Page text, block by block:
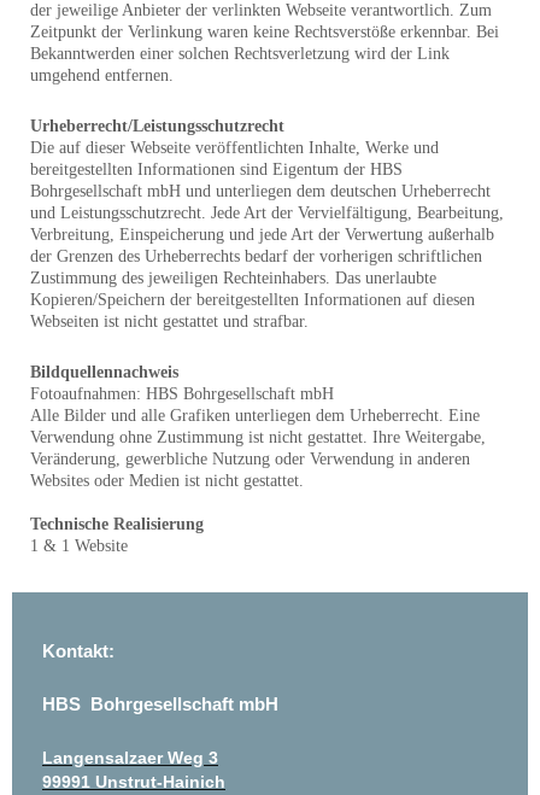
der jeweilige Anbieter der verlinkten Webseite verantwortlich. Zum
Zeitpunkt der Verlinkung waren keine Rechtsverstöße erkennbar. Bei
Bekanntwerden einer solchen Rechtsverletzung wird der Link
umgehend entfernen.
Urheberrecht/Leistungsschutzrecht
Die auf dieser Webseite veröffentlichten Inhalte, Werke und
bereitgestellten Informationen sind Eigentum der HBS
Bohrgesellschaft mbH und unterliegen dem deutschen Urheberrecht
und Leistungsschutzrecht. Jede Art der Vervielfältigung, Bearbeitung,
Verbreitung, Einspeicherung und jede Art der Verwertung außerhalb
der Grenzen des Urheberrechts bedarf der vorherigen schriftlichen
Zustimmung des jeweiligen Rechteinhabers. Das unerlaubte
Kopieren/Speichern der bereitgestellten Informationen auf diesen
Webseiten ist nicht gestattet und strafbar.
Bildquellennachweis
Fotoaufnahmen: HBS Bohrgesellschaft mbH
Alle Bilder und alle Grafiken unterliegen dem Urheberrecht. Eine
Verwendung ohne Zustimmung ist nicht gestattet. Ihre Weitergabe,
Veränderung, gewerbliche Nutzung oder Verwendung in anderen
Websites oder Medien ist nicht gestattet.
Technische Realisierung
1 & 1 Website
Kontakt:
HBS Bohrgesellschaft mbH
Langensalzaer Weg 3
99991 Unstrut-Hainich